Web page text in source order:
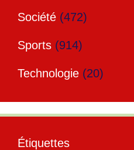
Société (472)
Sports (914)
Technologie (20)
Étiquettes